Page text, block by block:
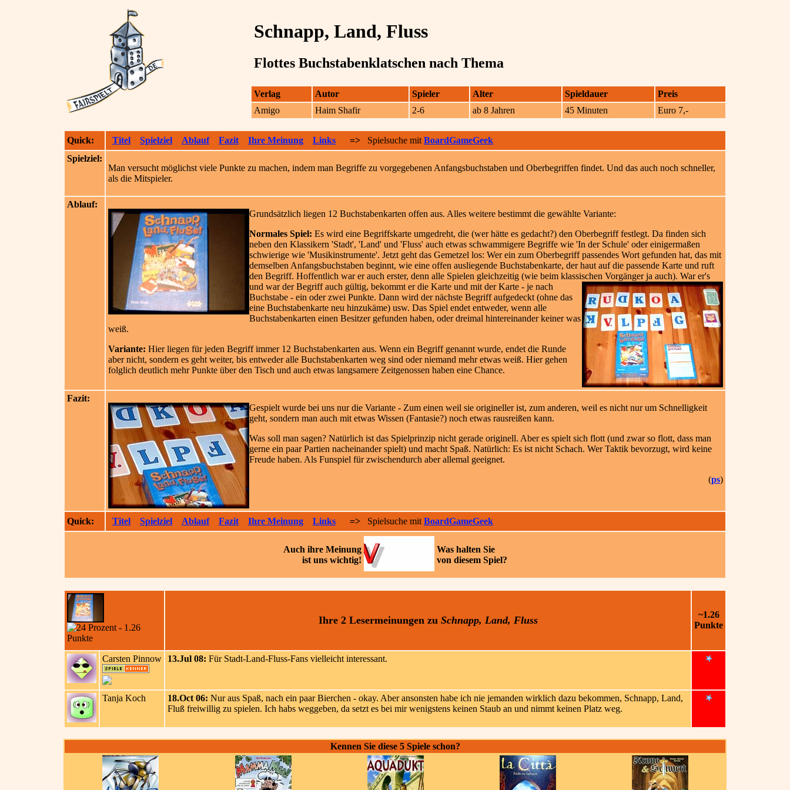
Schnapp, Land, Fluss
Flottes Buchstabenklatschen nach Thema
Verlag Autor Spieler Alter Spieldauer
Preis
Amigo
Haim Shafir 2-6 ab 8 Jahren 45 Minuten Euro 7,-
Quick: Titel Spielziel Ablauf Fazit Ihre Meinung Links => Spielsuche mit BoardGameGeek
Spielziel:
Man versucht möglichst viele Punkte zu machen, indem man Begriffe zu vorgegebenen Anfangsbuchstaben und Oberbegriffen findet. Und das auch noch schneller,
als die Mitspieler.
Ablauf:
Grundsätzlich liegen 12 Buchstabenkarten offen aus. Alles weitere bestimmt die gewählte Variante:
Normales Spiel: Es wird eine Begriffskarte umgedreht, die (wer hätte es gedacht?) den Oberbegriff festlegt. Da finden sich
neben den Klassikern 'Stadt', 'Land' und 'Fluss' auch etwas schwammigere Begriffe wie 'In der Schule' oder einigermaßen
schwierige wie 'Musikinstrumente'. Jetzt geht das Gemetzel los: Wer ein zum Oberbegriff passendes Wort gefunden hat, das mit
demselben Anfangsbuchstaben beginnt, wie eine offen ausliegende Buchstabenkarte, der haut auf die passende Karte und ruft
den Begriff. Hoffentlich war er auch erster, denn alle Spielen gleichzeitig (wie beim klassischen Vorgänger ja auch). War er's
und war der Begriff auch gültig, bekommt er die Karte und mit der Karte - je nach
Buchstabe - ein oder zwei Punkte. Dann wird der nächste Begriff aufgedeckt (ohne das
eine Buchstabenkarte neu hinzukäme) usw. Das Spiel endet entweder, wenn alle
Buchstabenkarten einen Besitzer gefunden haben, oder dreimal hintereinander keiner was
weiß.
Variante: Hier liegen für jeden Begriff immer 12 Buchstabenkarten aus. Wenn ein Begriff genannt wurde, endet die Runde
aber nicht, sondern es geht weiter, bis entweder alle Buchstabenkarten weg sind oder niemand mehr etwas weiß. Hier gehen
folglich deutlich mehr Punkte über den Tisch und auch etwas langsamere Zeitgenossen haben eine Chance.
Fazit:
Gespielt wurde bei uns nur die Variante - Zum einen weil sie origineller ist, zum anderen, weil es nicht nur um Schnelligkeit
geht, sondern man auch mit etwas Wissen (Fantasie?) noch etwas rausreißen kann.
Was soll man sagen? Natürlich ist das Spielprinzip nicht gerade originell. Aber es spielt sich flott (und zwar so flott, dass man
gerne ein paar Partien nacheinander spielt) und macht Spaß. Natürlich: Es ist nicht Schach. Wer Taktik bevorzugt, wird keine
Freude haben. Als Funspiel für zwischendurch aber allemal geeignet.
(ps)
Quick: Titel Spielziel Ablauf Fazit Ihre Meinung Links => Spielsuche mit BoardGameGeek
Auch ihre Meinung
ist uns wichtig!
Was halten Sie
von diesem Spiel?
Ihre 2 Lesermeinungenzu Schnapp, Land, Fluss
~1.26
Punkte
Carsten Pinnow 13.Jul 08: Für Stadt-Land-Fluss-Fans vielleicht interessant.
Tanja Koch 18.Oct 06: Nur aus Spaß, nach ein paar Bierchen - okay. Aber ansonsten habe ich nie jemanden wirklich dazu bekommen, Schnapp, Land,
Fluß freiwillig zu spielen. Ich habs weggeben, da setzt es bei mir wenigstens keinen Staub an und nimmt keinen Platz weg.
Kennen Sie diese 5 Spiele schon?